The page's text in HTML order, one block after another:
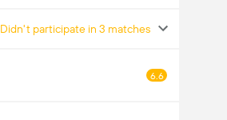
Didn't participate in 3 matches
6.6